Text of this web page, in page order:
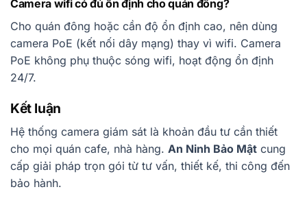
Camera wifi có đủ ổn định cho quán đông?
Cho quán đông hoặc cần độ ổn định cao, nên dùng
camera PoE (kết nối dây mạng) thay vì wifi. Camera
PoE không phụ thuộc sóng wifi, hoạt động ổn định
24/7.
Kết luận
Hệ thống camera giám sát là khoản đầu tư cần thiết
cho mọi quán cafe, nhà hàng. An Ninh Bảo Mật cung
cấp giải pháp trọn gói từ tư vấn, thiết kế, thi công đến
bảo hành.